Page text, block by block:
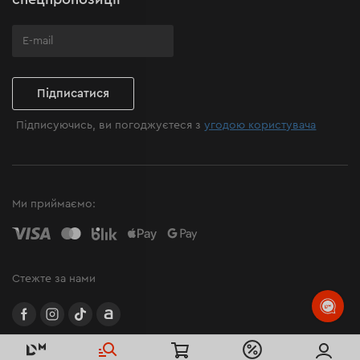
Підписатися
Підписуючись, ви погоджуєтеся зугодою користувача
Ми приймаємо:
Стежте за нами
facebookinstagramTikTokAllegro